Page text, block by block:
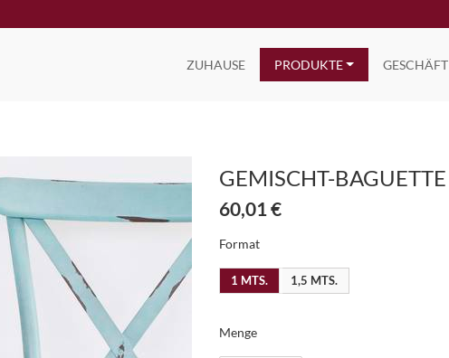
ZUHAUSE PRODUKTE GESCHÄFT
GEMISCHT-BAGUETTE
60,01 €
Format
1 MTS. 1,5 MTS.
Menge